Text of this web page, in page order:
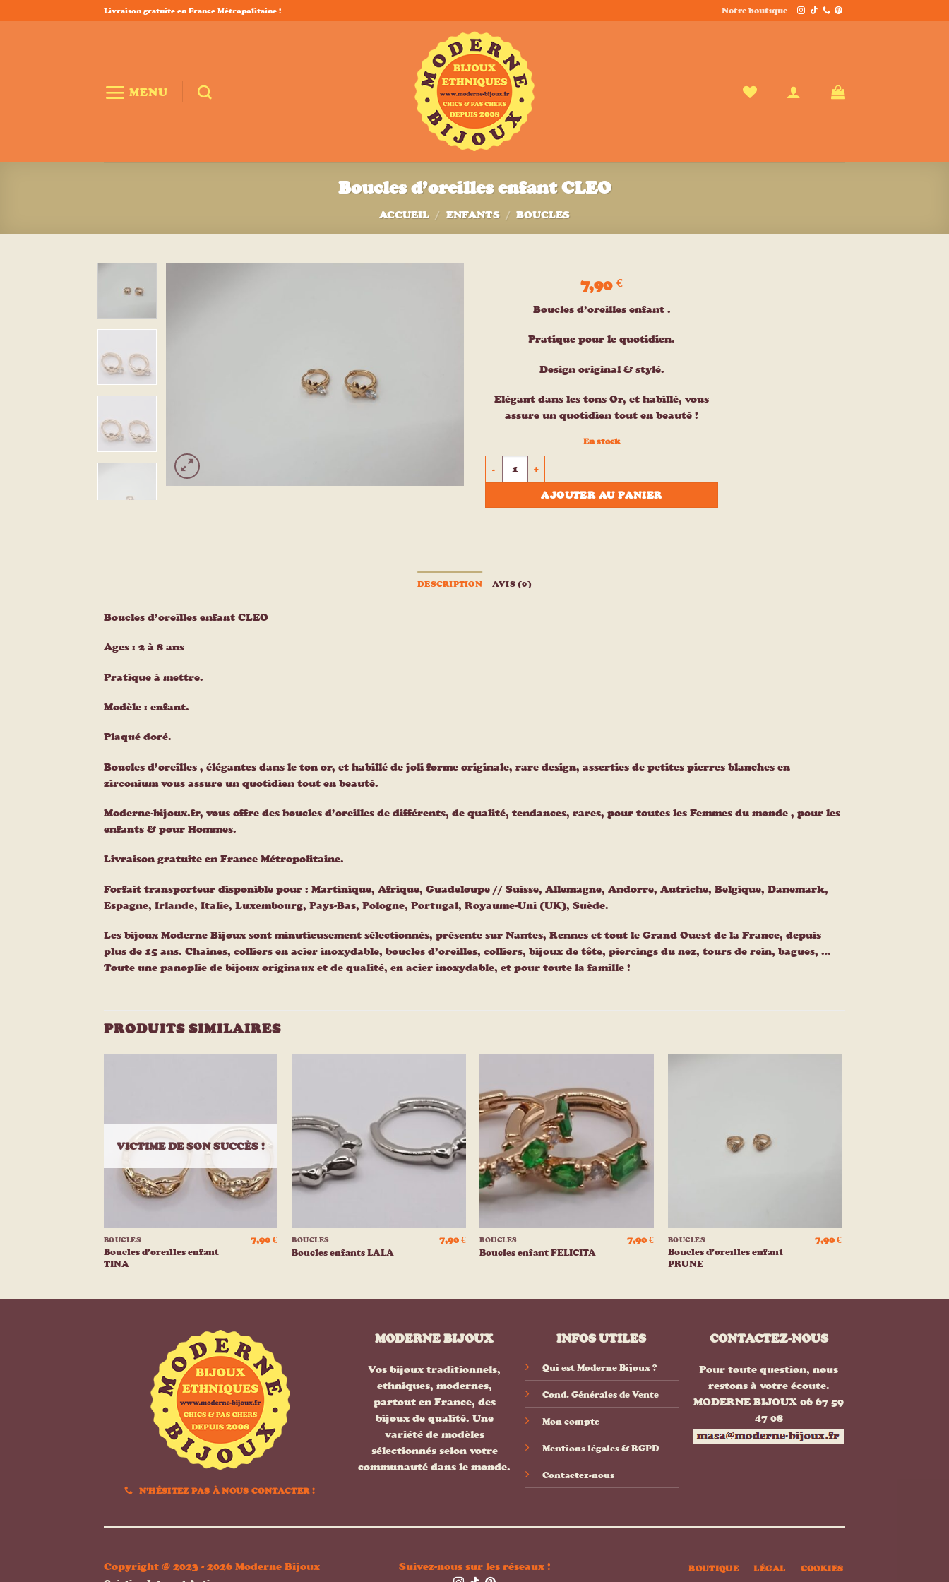
au
Livraison gratuite en France Métropolitaine ! Notre boutique
MENU
Boucles d’oreilles enfant CLEO
ACCUEIL / ENFANTS / BOUCLES
7,90 €
Boucles d’oreilles enfant .
Pratique pour le quotidien.
Design original & stylé.
Elégant dans les tons Or, et habillé, vous
assure un quotidien tout en beauté !
En stock
AJOUTER AU PANIER
DESCRIPTION AVIS (0)
Boucles d’oreilles enfant CLEO
Ages : 2 à 8 ans
Pratique à mettre.
Modèle : enfant.
Plaqué doré.
Boucles d’oreilles , élégantes dans le ton or, et habillé de joli forme originale, rare design, asserties de petites pierres blanches en
zirconium vous assure un quotidien tout en beauté.
Moderne-bijoux.fr, vous offre des boucles d’oreilles de différents, de qualité, tendances, rares, pour toutes les Femmes du monde , pour les
enfants & pour Hommes.
Livraison gratuite en France Métropolitaine.
Forfait transporteur disponible pour : Martinique, Afrique, Guadeloupe // Suisse, Allemagne, Andorre, Autriche, Belgique, Danemark,
Espagne, Irlande, Italie, Luxembourg, Pays-Bas, Pologne, Portugal, Royaume-Uni (UK), Suède.
Les bijoux Moderne Bijoux sont minutieusement sélectionnés, présente sur Nantes, Rennes et tout le Grand Ouest de la France, depuis
plus de 15 ans. Chaines, colliers en acier inoxydable, boucles d’oreilles, colliers, bijoux de tête, piercings du nez, tours de rein, bagues, …
Toute une panoplie de bijoux originaux et de qualité, en acier inoxydable, et pour toute la famille !
PRODUITS SIMILAIRES
VICTIME DE SON SUCCÈS !
BOUCLES
Boucles d’oreilles enfant
TINA
7,90€
à la
liste
d’envies
BOUCLES
Boucles enfants LALA
7,90 €
Ajouter
à la
liste
d’envies
BOUCLES
Boucles enfant FELICITA
7,90 € BOUCLES
Boucles d’oreilles enfant
PRUNE
7,90€
N'HÉSITEZ PAS À NOUS CONTACTER !
MODERNE BIJOUX
Vos bijoux traditionnels,
ethniques, modernes,
partout en France, des
bijoux de qualité. Une
variété de modèles
sélectionnés selon votre
communauté dans le monde.
INFOS UTILES
Qui est Moderne Bijoux ?
Cond. Générales de Vente
Mon compte
Mentions légales & RGPD
Contactez-nous
CONTACTEZ-NOUS
Pour toute question, nous
restons à votre écoute.
MODERNE BIJOUX 06 67 59
47 08
Copyright @ 2023 - 2026 Moderne Bijoux Suivez-nous sur les réseaux ! BOUTIQUE LÉGAL COOKIES